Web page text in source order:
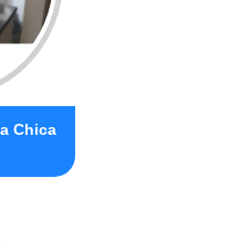
Chica